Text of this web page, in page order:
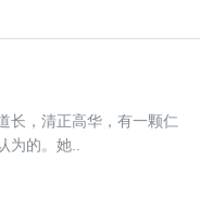
长，清正高华，有一颗仁
为的。她..